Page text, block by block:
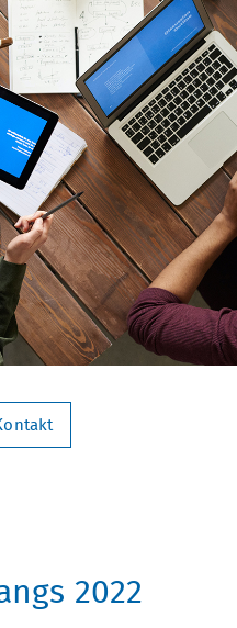
2022